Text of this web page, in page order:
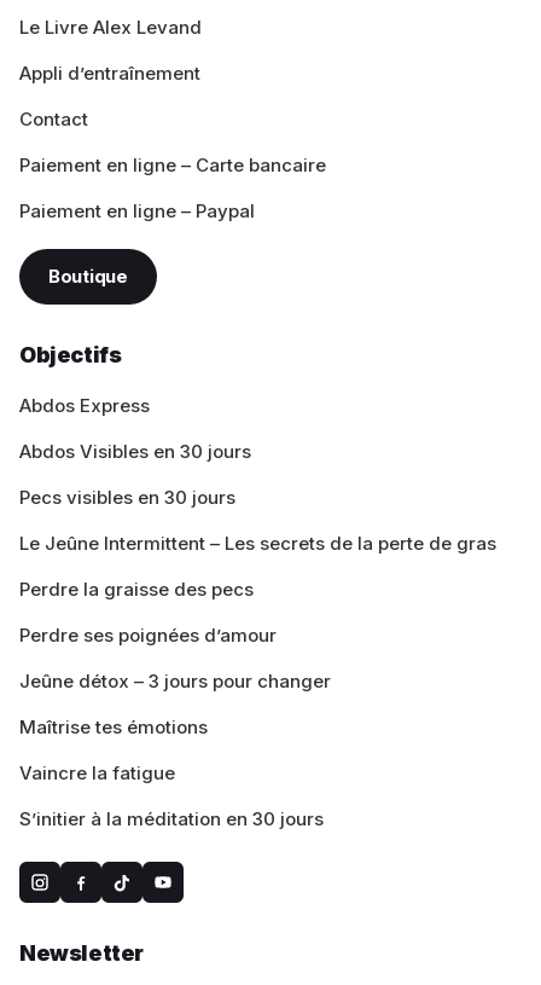
Le Livre Alex Levand
Appli d’entraînement
Contact
Paiement en ligne – Carte bancaire
Paiement en ligne – Paypal
Boutique
Objectifs
Abdos Express
Abdos Visibles en 30 jours
Pecs visibles en 30 jours
Le Jeûne Intermittent – Les secrets de la perte de gras
Perdre la graisse des pecs
Perdre ses poignées d’amour
Jeûne détox – 3 jours pour changer
Maîtrise tes émotions
Vaincre la fatigue
S’initier à la méditation en 30 jours
Newsletter